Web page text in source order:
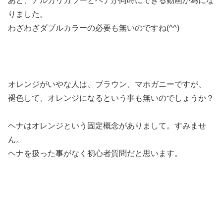
りました。
わざわざダブルカラーの必要も無いのですね(^^)
オレンジがいやな人は、ブラウン、マホガニーですが、
褪色して、オレンジになるという事も無いのでしょうか？
ヘナはオレンジという固定概念がありまして。すみませ
ん。
ヘナを扱った事がなく初心者質問だと思います。